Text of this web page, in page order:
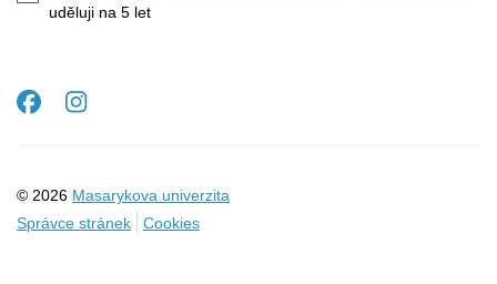
mailuděluji na 5 let
© 2026 Masarykova univerzita
Správce stránek
Cookies
Facebook
Instagram